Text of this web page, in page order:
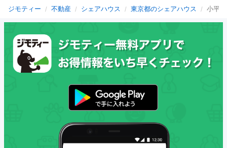
ジモティー 不動産 シェアハウス 東京都のシェアハウス 小平